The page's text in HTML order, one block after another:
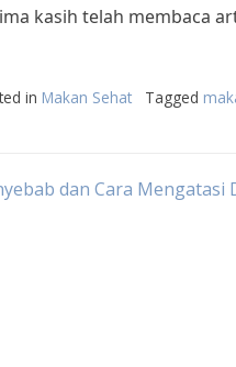
kasih telah membaca
in Makan Sehat Tagged
dan Cara Mengatasi